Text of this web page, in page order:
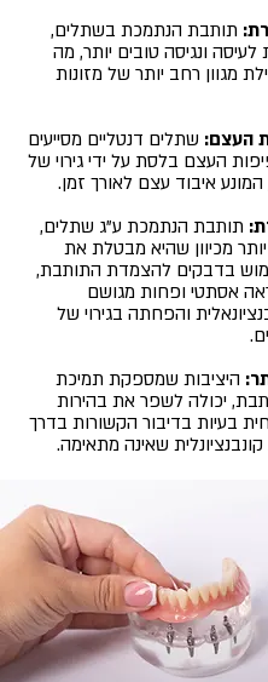
תותבת הנתמכת בשתלים,
לעיסה ונגיסה טובים יותר, מה
מגוון רחב יותר של מזונות
העצם: שתלים דנטליים מסייעים
העצם בלסת על ידי גירוי של
איבוד עצם לאורך זמן.
תותבת הנתמכת ע"ג שתלים,
מכיוון שהיא מבטלת את
בדבקים להצמדת התותבת,
אסתטי ופחות מגושם
והפחתה בגירוי של
היציבות שמספקת תמיכת
יכולה לשפר את בהירות
בעיות בדיבור הקשורות בדרך
שאינה מתאימה.